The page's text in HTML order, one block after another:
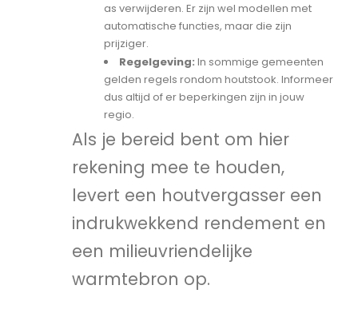
as verwijderen. Er zijn wel modellen met
automatische functies, maar die zijn
prijziger.
Regelgeving: In sommige gemeenten
gelden regels rondom houtstook. Informeer
dus altijd of er beperkingen zijn in jouw
regio.
Als je bereid bent om hier
rekening mee te houden,
levert een houtvergasser een
indrukwekkend rendement en
een milieuvriendelijke
warmtebron op.